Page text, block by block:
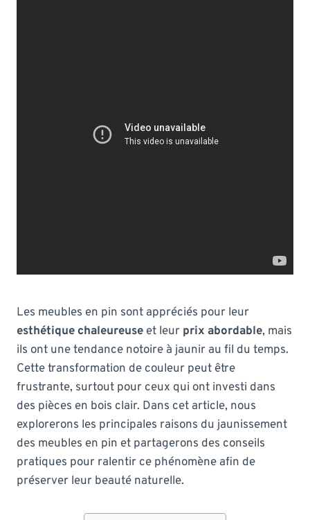
Les meubles en pin sont appréciés pour leur
esthétique chaleureuse et leur prix abordable, mais
ils ont une tendance notoire à jaunir au fil du temps.
Cette transformation de couleur peut être
frustrante, surtout pour ceux qui ont investi dans
des pièces en bois clair. Dans cet article, nous
explorerons les principales raisons du jaunissement
des meubles en pin et partagerons des conseils
pratiques pour ralentir ce phénomène afin de
préserver leur beauté naturelle.